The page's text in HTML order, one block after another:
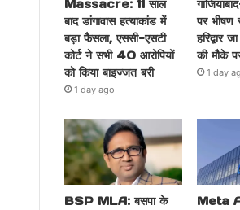
Massacre: 11 साल
बाद डांगावास हत्याकांड में
बड़ा फैसला, एससी-एसटी
कोर्ट ने सभी 40 आरोपियों
को किया बाइज्जत बरी
1 day ago
पर भीषण
हरिद्वार
की मौके
1 day
BSP MLA: बसपा के
Meta